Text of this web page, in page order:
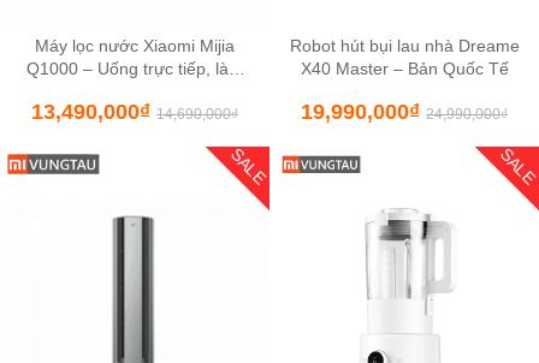
Máy lọc nước Xiaomi Mijia
Q1000 – Uống trực tiếp, làm
13,490,000₫ 14,690,000₫
Robot hút bụi lau nhà Dreame
X40 Master – Bản Quốc Tế
19,990,000₫ 24,990,000₫
SALE SALE